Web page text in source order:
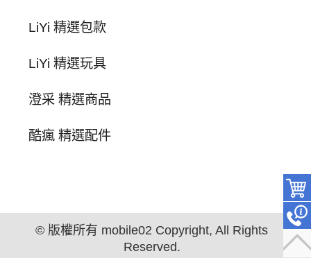
LiYi 精選包款
LiYi 精選玩具
澄采 精選商品
酷瘋 精選配件
© 版權所有 mobile02 Copyright, All Rights
Reserved.